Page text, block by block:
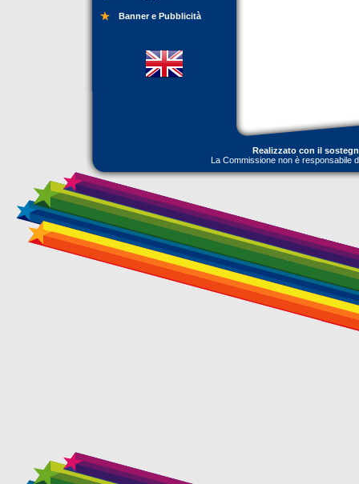
Banner e Pubblicità
Realizzato con il
La Commissione non è responsabile